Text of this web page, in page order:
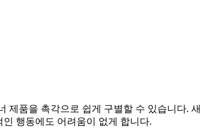
제품을 촉각으로 쉽게 구별할 수 있습니다. 새
행동에도 어려움이 없게 합니다.